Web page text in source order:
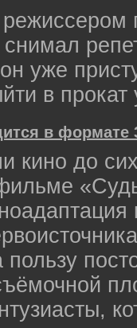
уже
в
в формате
кино до